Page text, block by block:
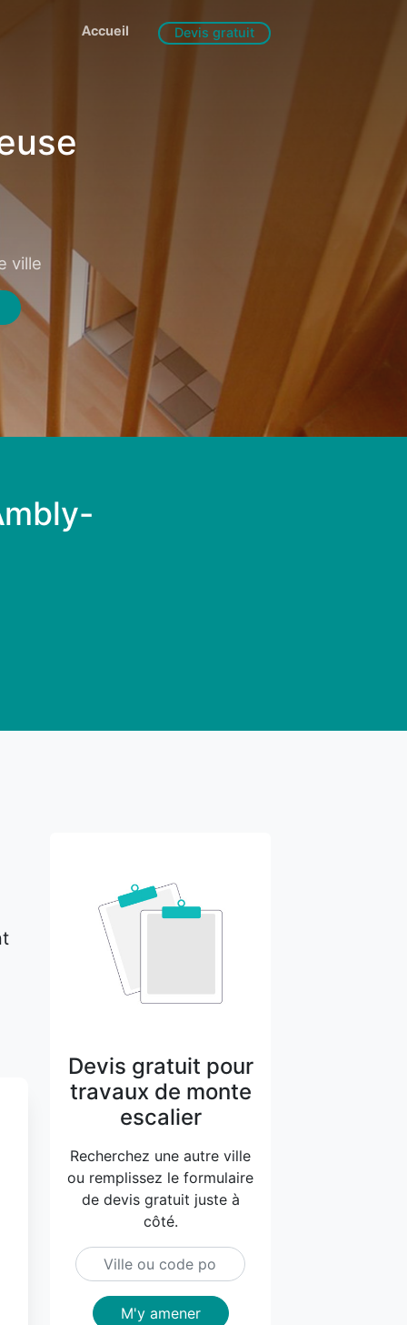
Accueil Devis gratuit
ville
Devis gratuit pour
travaux de monte
escalier
Recherchez une autre ville
ou remplissez le formulaire
de devis gratuit juste à
côté.
M'y amener